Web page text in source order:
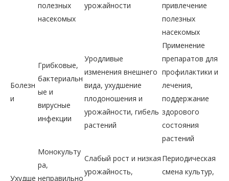
полезных
насекомых
урожайности
привлечение
полезных
насекомых
Болезн
и
Грибковые,
бактериальн
ые и
вирусные
инфекции
Уродливые
изменения внешнего
вида, ухудшение
плодоношения и
урожайности, гибель
растений
Применение
препаратов для
профилактики и
лечения,
поддержание
здорового
состояния
растений
Ухудше
Монокульту
ра,
неправильно
Слабый рост и низкая
урожайность,
Периодическая
смена культур,